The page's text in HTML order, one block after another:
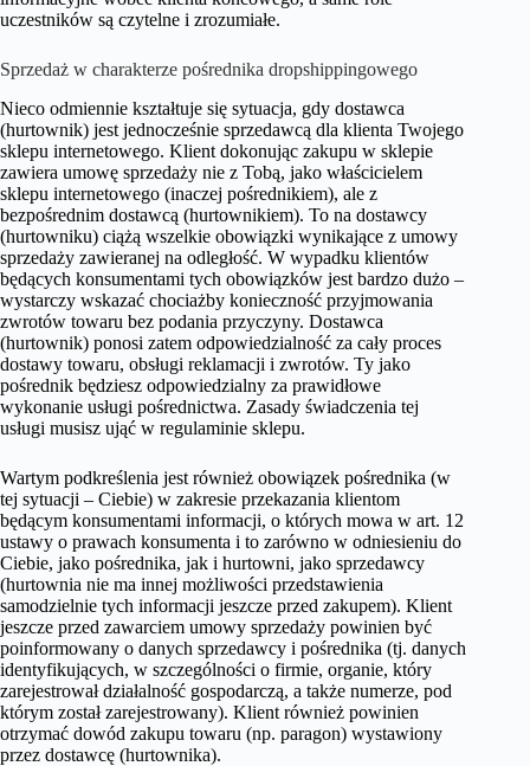
uczestników są czytelne i zrozumiałe.
Sprzedaż w charakterze pośrednika dropshippingowego
Nieco odmiennie kształtuje się sytuacja, gdy dostawca
(hurtownik) jest jednocześnie sprzedawcą dla klienta Twojego
sklepu internetowego. Klient dokonując zakupu w sklepie
zawiera umowę sprzedaży nie z Tobą, jako właścicielem
sklepu internetowego (inaczej pośrednikiem), ale z
bezpośrednim dostawcą (hurtownikiem). To na dostawcy
(hurtowniku) ciążą wszelkie obowiązki wynikające z umowy
sprzedaży zawieranej na odległość. W wypadku klientów
będących konsumentami tych obowiązków jest bardzo dużo –
wystarczy wskazać chociażby konieczność przyjmowania
zwrotów towaru bez podania przyczyny. Dostawca
(hurtownik) ponosi zatem odpowiedzialność za cały proces
dostawy towaru, obsługi reklamacji i zwrotów. Ty jako
pośrednik będziesz odpowiedzialny za prawidłowe
wykonanie usługi pośrednictwa. Zasady świadczenia tej
usługi musisz ująć w regulaminie sklepu.
Wartym podkreślenia jest również obowiązek pośrednika (w
tej sytuacji – Ciebie) w zakresie przekazania klientom
będącym konsumentami informacji, o których mowa w art. 12
ustawy o prawach konsumenta i to zarówno w odniesieniu do
Ciebie, jako pośrednika, jak i hurtowni, jako sprzedawcy
(hurtownia nie ma innej możliwości przedstawienia
samodzielnie tych informacji jeszcze przed zakupem). Klient
jeszcze przed zawarciem umowy sprzedaży powinien być
poinformowany o danych sprzedawcy i pośrednika (tj. danych
identyfikujących, w szczególności o firmie, organie, który
zarejestrował działalność gospodarczą, a także numerze, pod
którym został zarejestrowany). Klient również powinien
otrzymać dowód zakupu towaru (np. paragon) wystawiony
przez dostawcę (hurtownika).